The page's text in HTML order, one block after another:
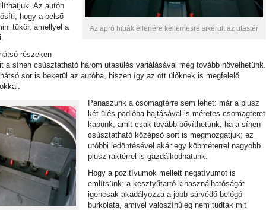
Az apró hibák ellenére kellemesre sikerült az utastér
Az autón
hogy a belső
tükör, amellyel a
részeken
a sínen csúsztatható három utasülés variálásával még tovább növelhetünk.
sor is bekerül az autóba, hiszen így az ott ülőknek is megfelelő
Panaszunk a csomagtérre sem lehet: már a plusz
két ülés padlóba hajtásával is méretes csomagteret
kapunk, amit csak tovább bővíthetünk, ha a sínen
csúsztatható középső sort is megmozgatjuk; ez
utóbbi ledöntésével akár egy köbméterrel nagyobb
plusz raktérrel is gazdálkodhatunk.
Hogy a pozitívumok mellett negatívumot is
említsünk: a kesztyűtartó kihasználhatóságát
igencsak akadályozza a jobb sárvédő belógó
burkolata, amivel valószínűleg nem tudtak mit